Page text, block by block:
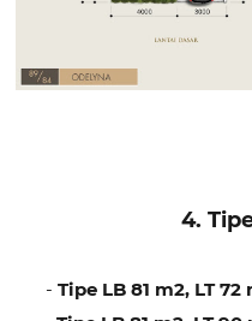
4.
- Tipe LB 81 m2, LT 72